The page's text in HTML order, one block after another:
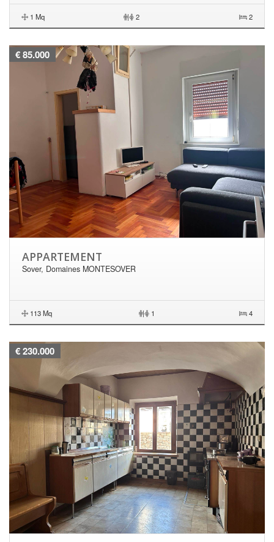
1 Mq | 2 2
€ 85.000
APPARTEMENT
Sover, Domaines MONTESOVER
113 Mq | 1 4
€ 230.000